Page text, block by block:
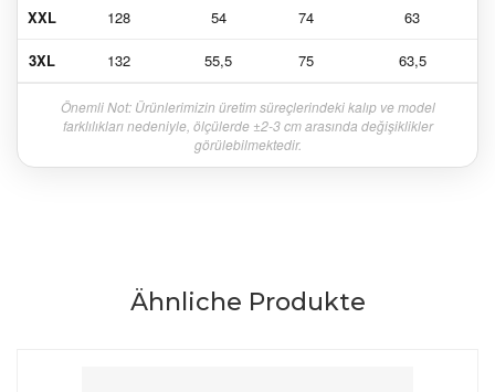
XXL 128 54 74 63
3XL 132 55,5 75 63,5
Önemli Not: Ürünlerimizin üretim süreçlerindeki kalıp ve model
farklılıkları nedeniyle, ölçülerde ±2-3 cm arasında değişiklikler
görülebilmektedir.
Ähnliche Produkte